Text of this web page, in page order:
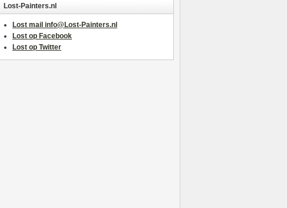
Lost-Painters.nl
Lost mail info@Lost-Painters.nl
Lost op Facebook
Lost op Twitter